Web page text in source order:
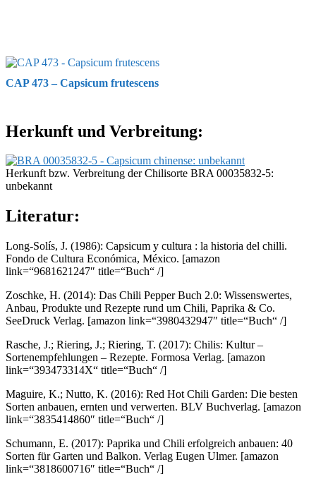
CAP 473 – Capsicum frutescens
Herkunft und Verbreitung:
Herkunft bzw. Verbreitung der Chilisorte BRA 00035832-5:
unbekannt
Literatur:
Long-Solís, J. (1986): Capsicum y cultura : la historia del chilli.
Fondo de Cultura Económica, México. [amazon
link=“9681621247″ title=“Buch“ /]
Zoschke, H. (2014): Das Chili Pepper Buch 2.0: Wissenswertes,
Anbau, Produkte und Rezepte rund um Chili, Paprika & Co.
SeeDruck Verlag. [amazon link=“3980432947″ title=“Buch“ /]
Rasche, J.; Riering, J.; Riering, T. (2017): Chilis: Kultur –
Sortenempfehlungen – Rezepte. Formosa Verlag. [amazon
link=“393473314X“ title=“Buch“ /]
Maguire, K.; Nutto, K. (2016): Red Hot Chili Garden: Die besten
Sorten anbauen, ernten und verwerten. BLV Buchverlag. [amazon
link=“3835414860″ title=“Buch“ /]
Schumann, E. (2017): Paprika und Chili erfolgreich anbauen: 40
Sorten für Garten und Balkon. Verlag Eugen Ulmer. [amazon
link=“3818600716″ title=“Buch“ /]